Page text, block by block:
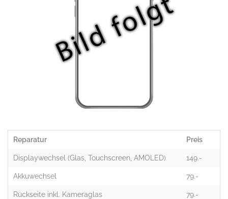
Reparatur Preis
Displaywechsel (Glas, Touchscreen, AMOLED) 149.-
Akkuwechsel 79.-
Rückseite inkl. Kameraglas 79.-